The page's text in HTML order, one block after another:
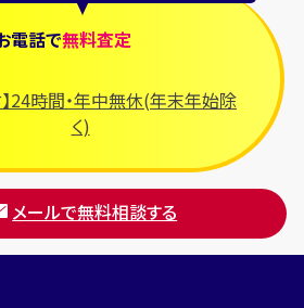
プラダ
フランク ミュラー
ブレゲ
電話で無料査定
24時間・年中無休(年末年始除
く)
メールで無料相談する